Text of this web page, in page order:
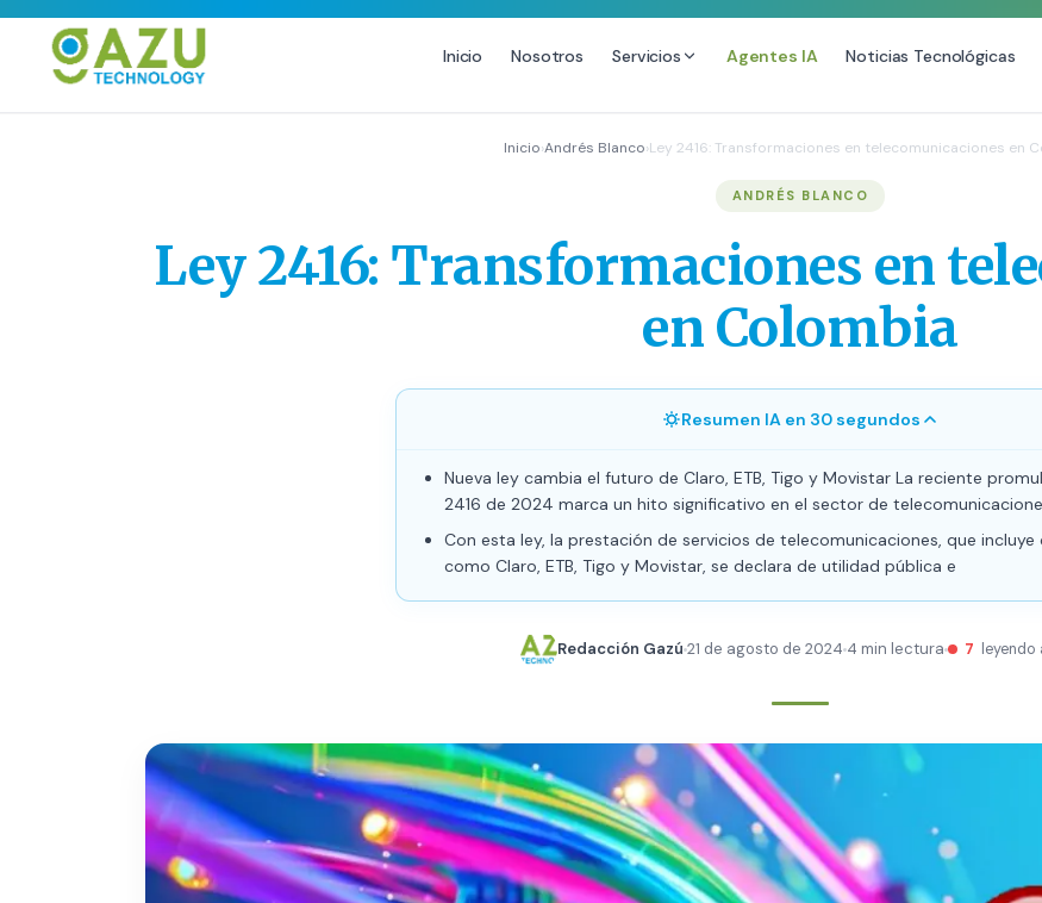
Inicio Nosotros Servicios Agentes IA Noticias Tecnológicas
Growth Youtube ↗
Diseño Web Premium
Consultoría SEO
SEO Local Avanzado
SEO para E-commerce
Link Building Premium
Inicio›Andrés Blanco›Ley 2416: Transformaciones en telecomunicaciones en
ANDRÉS BLANCO
Ley 2416: Transformaciones en
en Colombia
Resumen IA en 30 segundos
Nueva ley cambia el futuro de Claro, ETB, Tigo y Movistar La reciente
2416 de 2024 marca un hito significativo en el sector de
Con esta ley, la prestación de servicios de telecomunicaciones, que incluye
como Claro, ETB, Tigo y Movistar, se declara de utilidad pública e
Redacción Gazú 21 de agosto de 2024 4 min lectura 7 leyendo